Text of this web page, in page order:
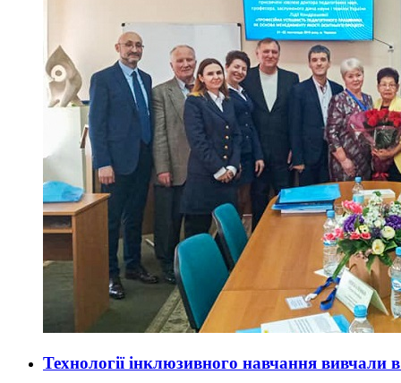
Технології інклюзивного навчання